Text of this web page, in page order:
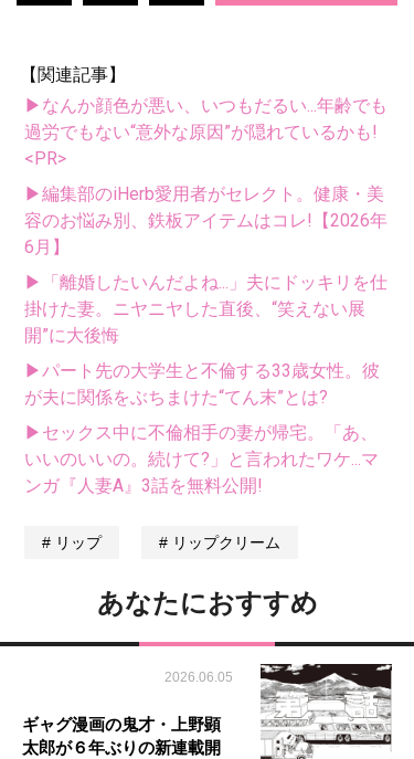
【関連記事】
▶なんか顔色が悪い、いつもだるい...年齢でも
過労でもない“意外な原因”が隠れているかも!
<PR>
▶編集部のiHerb愛用者がセレクト。健康・美
容のお悩み別、鉄板アイテムはコレ!【2026年
6月】
▶「離婚したいんだよね...」夫にドッキリを仕
掛けた妻。ニヤニヤした直後、“笑えない展
開”に大後悔
▶パート先の大学生と不倫する33歳女性。彼
が夫に関係をぶちまけた“てん末”とは?
▶セックス中に不倫相手の妻が帰宅。「あ、
いいのいいの。続けて?」と言われたワケ...マ
ンガ『人妻A』3話を無料公開!
リップ リップクリーム
あなたにおすすめ
2026.06.05
ギャグ漫画の鬼才・上野顕
太郎が６年ぶりの新連載開